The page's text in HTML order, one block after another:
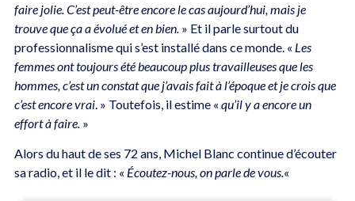
faire jolie. C’est peut-être encore le cas aujourd’hui, mais je
trouve que ça a évolué et en bien. » Et il parle surtout du
professionnalisme qui s’est installé dans ce monde. « Les
femmes ont toujours été beaucoup plus travailleuses que les
hommes, c’est un constat que j’avais fait à l’époque et je crois que
c’est encore vrai. » Toutefois, il estime « qu’il y a encore un
effort à faire. »
Alors du haut de ses 72 ans, Michel Blanc continue d’écouter
sa radio, et il le dit : « Écoutez-nous, on parle de vous.«